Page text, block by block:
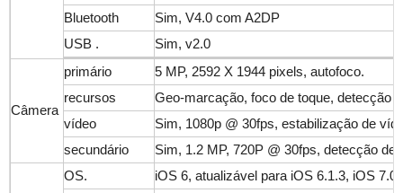
Bluetooth
Sim, V4.0 com A2DP
USB .
Sim, v2.0
Câmera
primário
5 MP, 2592 X 1944 pixels, autofoco.
recursos
Geo-marcação, foco de toque, detecção
vídeo
Sim, 1080p @ 30fps, estabilização de
secundário
Sim, 1.2 MP, 720P @ 30fps, detecção
OS.
iOS 6, atualizável para iOS 6.1.3, iOS